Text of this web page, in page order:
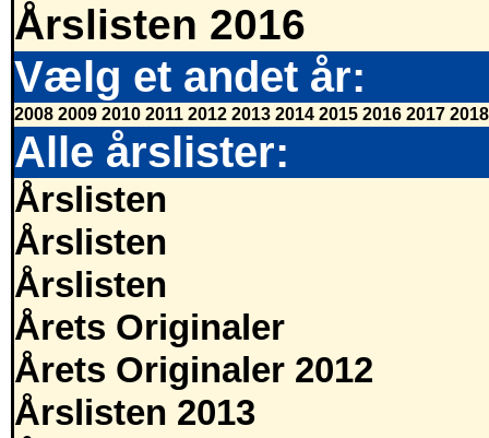
Årslisten 2016
Vælg et andet år:
2008 2009 2010 2011 2012 2013 2014 2015 2016 2017 2018
Alle årslister:
Årslisten
Årslisten
Årslisten
Årets Originaler
Årets Originaler 2012
Årslisten 2013